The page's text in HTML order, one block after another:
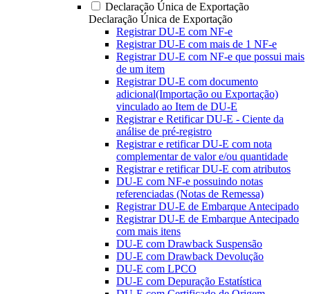
Declaração Única de Exportação
Declaração Única de Exportação
Registrar DU-E com NF-e
Registrar DU-E com mais de 1 NF-e
Registrar DU-E com NF-e que possui mais
de um item
Registrar DU-E com documento
adicional(Importação ou Exportação)
vinculado ao Item de DU-E
Registrar e Retificar DU-E - Ciente da
análise de pré-registro
Registrar e retificar DU-E com nota
complementar de valor e/ou quantidade
Registrar e retificar DU-E com atributos
DU-E com NF-e possuindo notas
referenciadas (Notas de Remessa)
Registrar DU-E de Embarque Antecipado
Registrar DU-E de Embarque Antecipado
com mais itens
DU-E com Drawback Suspensão
DU-E com Drawback Devolução
DU-E com LPCO
DU-E com Depuração Estatística